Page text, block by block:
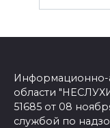
Информационно-
области
51685 от 08
службой по